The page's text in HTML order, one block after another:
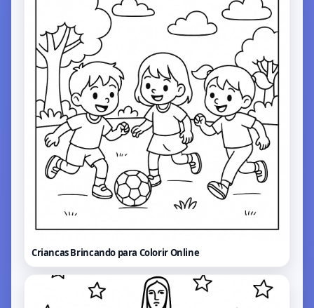
Criancas Brincando para ColorirOnline